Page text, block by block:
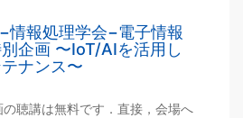
情報処理学会−電子情報
企画 〜IoT/AIを活用し
ナンス〜
聴講は無料です．直接，会場へ